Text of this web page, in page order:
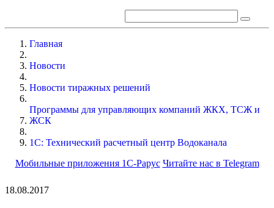
Главная
Новости
Новости тиражных решений
Программы для управляющих компаний ЖКХ, ТСЖ и
ЖСК
1С: Технический расчетный центр Водоканала
Мобильные приложения 1С-Рарус Читайте нас в Telegram
18.08.2017